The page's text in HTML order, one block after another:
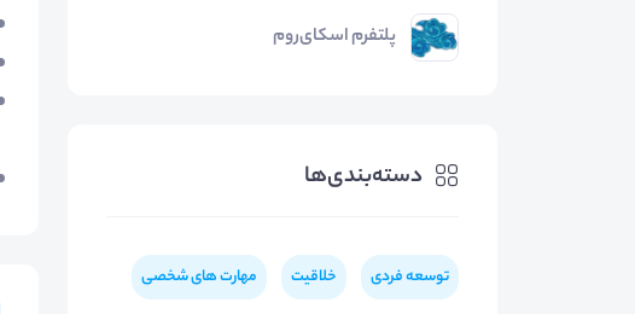
پلتفرم اسکای‌روم
دسته‌بندی‌ها
توسعه فردی خلاقیت مهارت های شخصی